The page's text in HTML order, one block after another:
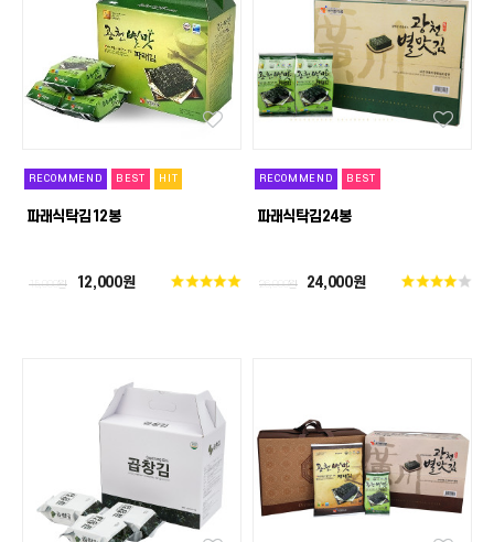
RECOMMEND BEST HIT
파래식탁김12봉
15,000원 12,000원
RECOMMEND BEST
파래식탁김24봉
26,000원 24,000원